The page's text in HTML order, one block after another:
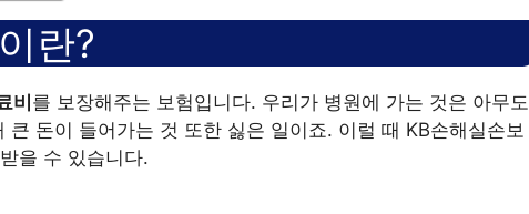
란?
비 를 보장해주는 보험입니다. 우리가 병원에 가는 것은 아무도
큰 돈이 들어가는 것 또한 싫은 일이죠. 이럴 때 KB손해실손보
을 수 있습니다.